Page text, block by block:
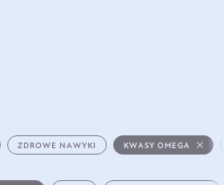
ZDROWE NAWYKI KWASY OMEGA